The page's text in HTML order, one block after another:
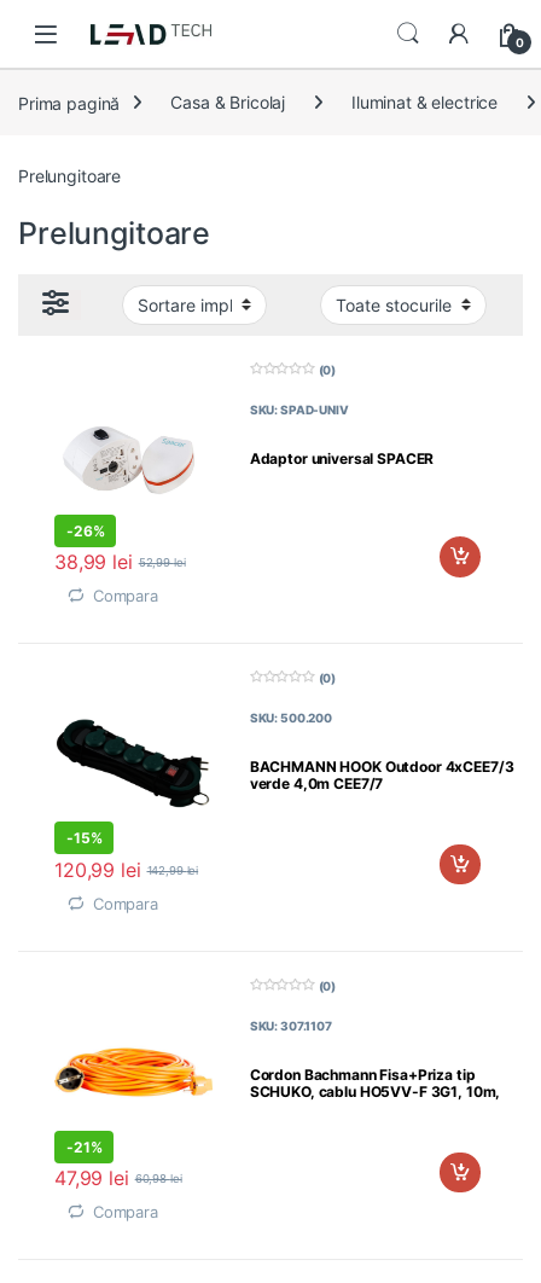
0
Prima pagină Casa & Bricolaj Iluminat & electrice
Prelungitoare
Prelungitoare
-26%
Adaptor universal SPACER
i
(0)
SKU: SPAD-UNIV
38,99 lei 52,99lei
Compara
-15%
BACHMANN HOOK Outdoor 4xCEE7/3
verde 4,0m CEE7/7
i
(0)
SKU: 500.200
120,99 lei 142,99lei
Compara
-21%
Cordon Bachmann Fisa+Priza tip
SCHUKO, cablu HO5VV-F 3G1, 10m,
i
(0)
SKU: 307.1107
47,99 lei 60,98lei
Compara